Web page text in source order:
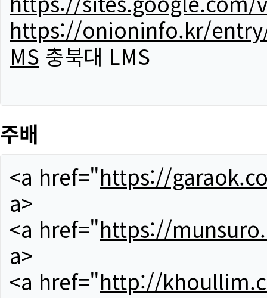
https://onioninfo.kr/entry/
MS 충북대 LMS
주배
<a href="https://
a>
<a href="https://
a>
<a href="http://